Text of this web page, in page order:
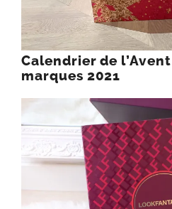
Calendrier de
marques 2021